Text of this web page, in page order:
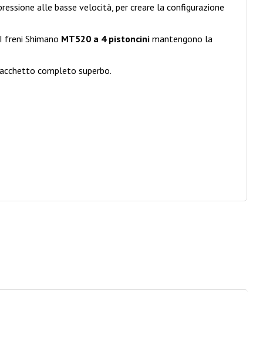
alle basse velocità, per creare la configurazione
Shimano MT520 a 4 pistoncinimantengono la
completo superbo.